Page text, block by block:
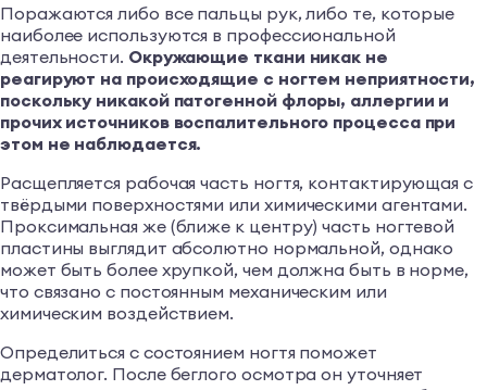
Поражаются либо все пальцы рук, либо те, которые
наиболее используются в профессиональной
деятельности. Окружающие ткани никак не
реагируют на происходящие с ногтем неприятности,
поскольку никакой патогенной флоры, аллергии и
прочих источников воспалительного процесса при
этом не наблюдается.
Расщепляется рабочая часть ногтя, контактирующая с
твёрдыми поверхностями или химическими агентами.
Проксимальная же (ближе к центру) часть ногтевой
пластины выглядит абсолютно нормальной, однако
может быть более хрупкой, чем должна быть в норме,
что связано с постоянным механическим или
химическим воздействием.
Определиться с состоянием ногтя поможет
дерматолог. После беглого осмотра он уточняет